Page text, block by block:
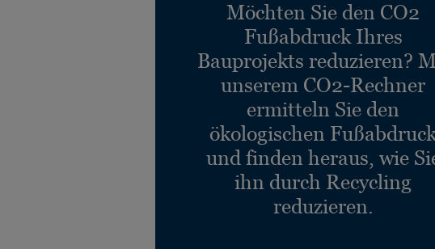
Möchten Sie den CO2
Fußabdruck Ihres
Bauprojekts reduzieren?
unserem CO2-Rechner
ermitteln Sie den
ökologischen
und finden heraus, wie
ihn durch Recycling
reduzieren.